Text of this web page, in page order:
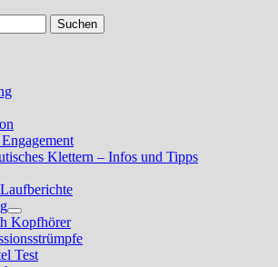
Klettern – Infos und Tipps
Untermenü
anzeigen
Kopfhörer
Test